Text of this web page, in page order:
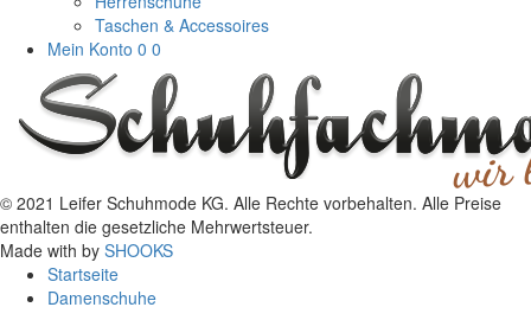
Taschen & Accessoires
Mein Konto 0 0
© 2021 Leifer Schuhmode KG. Alle Rechte vorbehalten. Alle Preise
enthalten die gesetzliche Mehrwertsteuer.
Made with by SHOOKS
Startseite
Damenschuhe